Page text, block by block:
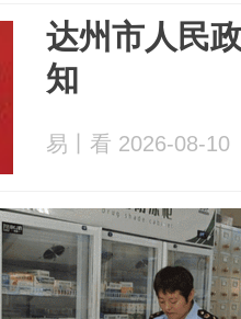
达州市人民
知
易丨看 2026-08-10